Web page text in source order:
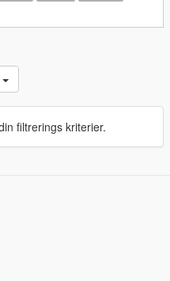
filtrerings kriterier.